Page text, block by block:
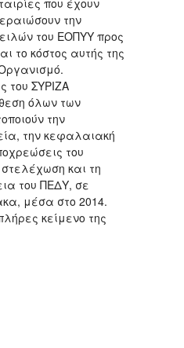
που έχουν
την
του ΕΟΠΥΥ προς
το κόστος αυτής της
του ΣΥΡΙΖΑ
όλων των
την
την κεφαλαιακή
του
και τη
του ΠΕΔΥ, σε
μέσα στο 2014.
κείμενο της